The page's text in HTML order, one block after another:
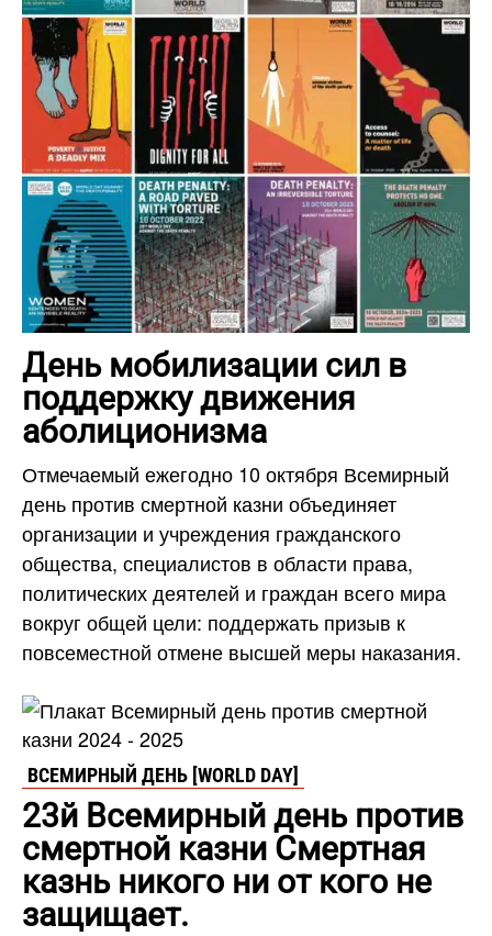
День мобилизации сил в
поддержку движения
аболиционизма
Отмечаемый ежегодно 10 октября Всемирный
день против смертной казни объединяет
организации и учреждения гражданского
общества, специалистов в области права,
политических деятелей и граждан всего мира
вокруг общей цели: поддержать призыв к
повсеместной отмене высшей меры наказания.
ВСЕМИРНЫЙ ДЕНЬ [WORLD DAY]
23й Всемирный день против
смертной казни Смертная
казнь никого ни от кого не
защищает.